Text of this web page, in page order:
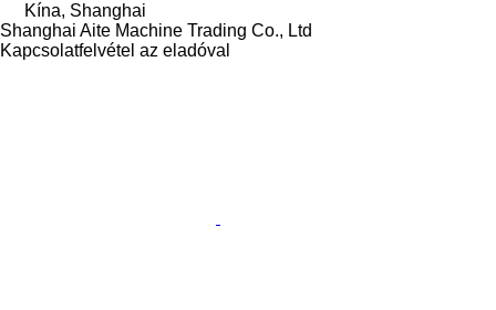
Kína, Shanghai
Shanghai Aite Machine Trading Co., Ltd
Kapcsolatfelvétel az eladóval